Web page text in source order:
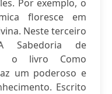
Por exemplo, o
floresce em
Neste terceiro
Sabedoria de
o livro Como
um poderoso e
Escrito